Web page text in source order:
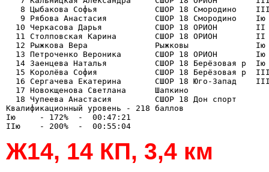
8 Цыбакова Софья            СШОР 18 Смородино
9 Рябова Анастасия          СШОР 18 Смородино
10 Черкасова Дарья           СШОР 18 ОРИОН
11 Столповская Карина        СШОР 18 ОРИОН
12 Рыжкова Вера              Рыжковы
13 Петроченко Вероника       СШОР 18 ОРИОН
14 Заенцева Наталья          СШОР 18 Берёзовая р
15 Королёва София            СШОР 18 Берёзовая р
16 Сергачева Екатерина       СШОР 18 Юго-Запад
17 Новокщенова Светлана      Шапкино
18 Чупеева Анастасия         СШОР 18 Дон
Квалификационный уровень - 218 баллов
Iю     - 172%  -  00:47:21
Ж14, 14 КП, 3,4 км